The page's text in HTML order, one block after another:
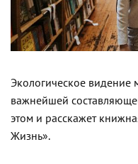
Экологическое видение
важнейшей
этом и расскажет
Жизнь».